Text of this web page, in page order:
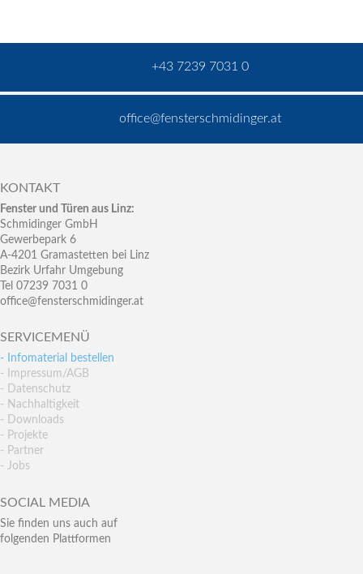
+43 7239 7031 0
office@fensterschmidinger.at
KONTAKT
Fenster und Türen aus Linz:
Schmidinger GmbH
Gewerbepark 6
A-4201 Gramastetten bei Linz
Bezirk Urfahr Umgebung
Tel 07239 7031 0
office@fensterschmidinger.at
SERVICEMENÜ
- Infomaterial bestellen
- Impressum/AGB
- Datenschutz
- Nachhaltigkeit
- Downloads
- Projekte
- Partner
- Jobs
SOCIAL MEDIA
Sie finden uns auch auf
folgenden Plattformen